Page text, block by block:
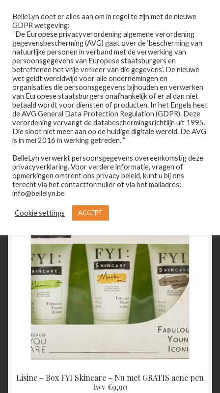
door
naar
navigatie
naar
de
inhoud
Menu
Home
Afspraak maken
Prijslijst
Winkel
Contact
Wie is Belle-Lyn ?
Home PRODUCTEN GETAGGED “JONGE HUID”
jonge huid
Enig resultaat
Lisine – Box FYI Skincare – Nu met GRATIS acné pen
twv €9,90
BelleLyn doet er alles aan om in regel te zijn met de nieuwe
GDPR wetgeving:
“De Europese privacyverordening algemene verordening
gegevensbescherming (AVG) gaat over de ‘bescherming van
natuurlijke personen in verband met de verwerking van
persoonsgegevens van Europese staatsburgers en
betreffende het vrije verkeer van die gegevens’. De nieuwe
wet geldt wereldwijd voor alle ondernemingen en
organisaties die persoonsgegevens bijhouden en verwerken
van Europese staatsburgers onafhankelijk of er al dan niet
betaald wordt voor diensten of producten. In het Engels heet
de AVG General Data Protection Regulation (GDPR). Deze
verordening vervangt de databeschermingsrichtlijn uit 1995.
Die sloot niet meer aan op de huidige digitale wereld. De AVG
is in mei 2016 in werking getreden. “
BelleLyn verwerkt persoonsgegevens overeenkomstig deze
privacyverklaring. Voor verdere informatie, vragen of
opmerkingen omtrent ons privacy beleid, kunt u bij ons
terecht via het contactformulier of via het mailadres:
info@bellelyn.be
Cookie settings ACCEPT